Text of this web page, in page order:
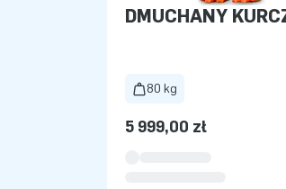
DMUCHANY
80 kg
5 999,00 zł